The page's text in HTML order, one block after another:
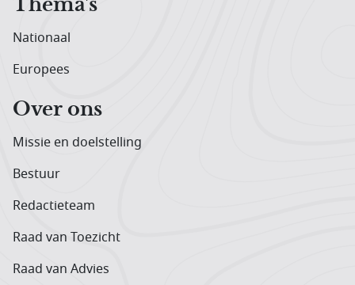
Nationaal
Europees
Over ons
Missie en doelstelling
Bestuur
Redactieteam
Raad van Toezicht
Raad van Advies